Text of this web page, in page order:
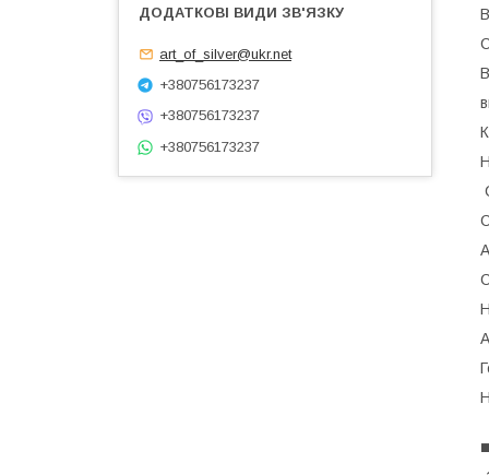
art_of_silver@ukr.net
+380756173237
+380756173237
+380756173237